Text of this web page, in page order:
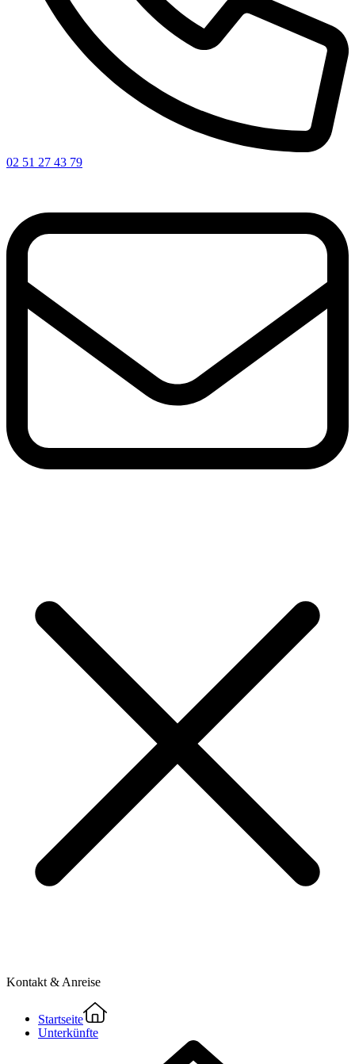
02 51 27 43 79
Kontakt & Anreise
Startseite
Unterkünfte